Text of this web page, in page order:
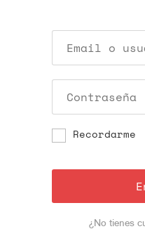
Recordarme
¿No tienes